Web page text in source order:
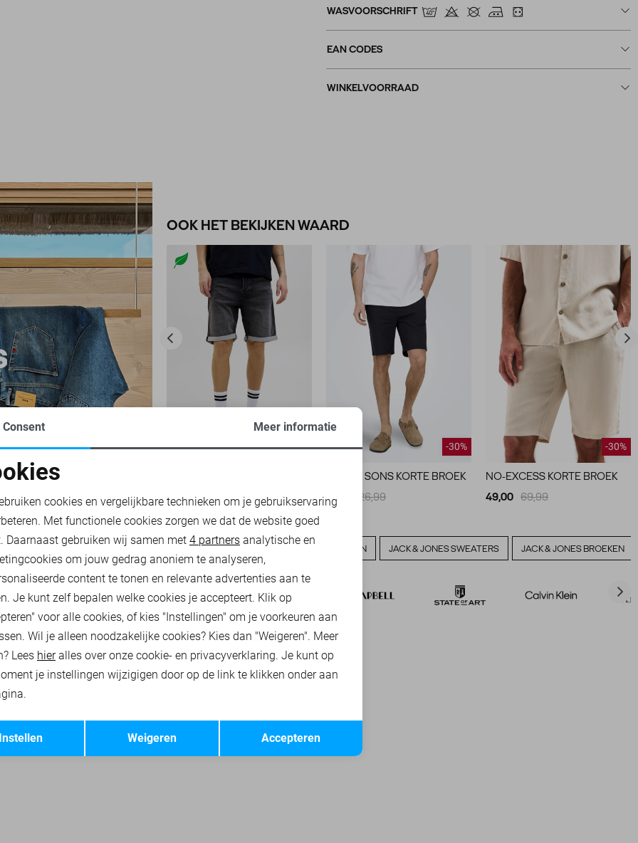
WASVOORSCHRIFT
EAN CODES
WINKELVOORRAAD
OOK HET BEKIJKEN WAARD
-40%
24,00 39,99
-30%
ONLY & SONS KORTE BROEK
18,90 26,99
-30%
NO-EXCESS KORTE BROEK
49,00 69,99
T-SHIRTS JACK & JONES ACCESSOIRES JACK & JONES OVERHEMDEN JACK & JONES SWEATERS JACK & JONES BROEKEN
cookies
cookies Marketing cookies
Terug Opslaan
Consent Meer informatie
cookies en vergelijkbare technieken om je gebruikservaring
Met functionele cookies zorgen we dat de website goed
Daarnaast gebruiken wij samen met 4 partners analytische en
om jouw gedrag anoniem te analyseren,
content te tonen en relevante advertenties aan te
Je kunt zelf bepalen welke cookies je accepteert. Klik op
voor alle cookies, of kies "Instellingen" om je voorkeuren aan
Wil je alleen noodzakelijke cookies? Kies dan "Weigeren". Meer
Lees hieralles over onze cookie- en privacyverklaring. Je kunt op
je instellingen wijzigigen door op de link te klikken onder aan
Accepteren
Weigeren